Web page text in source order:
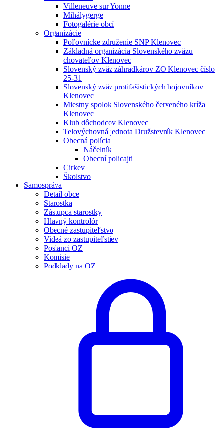
Villeneuve sur Yonne
Mihálygerge
Fotogalérie obcí
Organizácie
Poľovnícke združenie SNP Klenovec
Základná organizácia Slovenského zväzu
chovateľov Klenovec
Slovenský zväz záhradkárov ZO Klenovec číslo
25-31
Slovenský zväz protifašistických bojovníkov
Klenovec
Miestny spolok Slovenského červeného kríža
Klenovec
Klub dôchodcov Klenovec
Telovýchovná jednota Družstevník Klenovec
Obecná polícia
Náčelník
Obecní policajti
Cirkev
Školstvo
Samospráva
Detail obce
Starostka
Zástupca starostky
Hlavný kontrolór
Obecné zastupiteľstvo
Videá zo zastupiteľstiev
Poslanci OZ
Komisie
Podklady na OZ